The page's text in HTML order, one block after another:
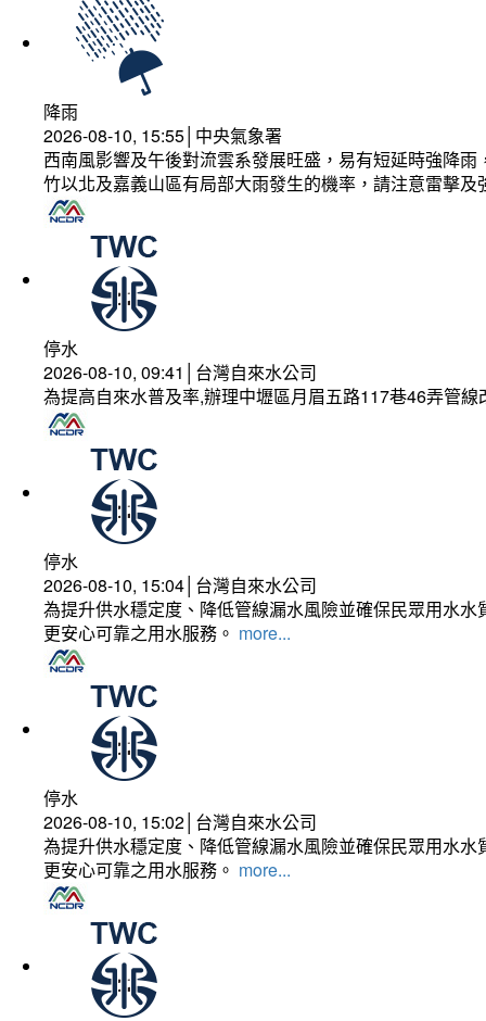
降雨
2026-08-10, 15:55│中央氣象署
西南風影響及午後對流雲系發展旺盛，易有短延時強降
竹以北及嘉義山區有局部大雨發生的機率，請注意雷擊
停水
2026-08-10, 09:41│台灣自來水公司
為提高自來水普及率,辦理中壢區月眉五路117巷46弄管
停水
2026-08-10, 15:04│台灣自來水公司
為提升供水穩定度、降低管線漏水風險並確保民眾用水
更安心可靠之用水服務。 more...
停水
2026-08-10, 15:02│台灣自來水公司
為提升供水穩定度、降低管線漏水風險並確保民眾用水
更安心可靠之用水服務。 more...